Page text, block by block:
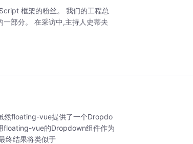
框架的粉丝。 我们的工程总
部分。 在采访中,主持人史蒂夫
然floating-vue提供了一个Dropdo
floating-vue的Dropdown组件作为
终结果将类似于